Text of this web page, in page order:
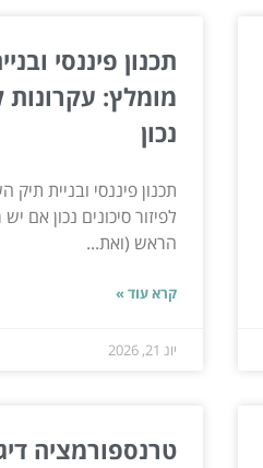
תכנון פיננסי
מומלץ: עקרונות
נכון
תכנון פיננסי ובניית
לפיזור סיכונים נכון
הראש (ואת...
קרא עוד »
יונ 21, 2026
טרנספורמציה